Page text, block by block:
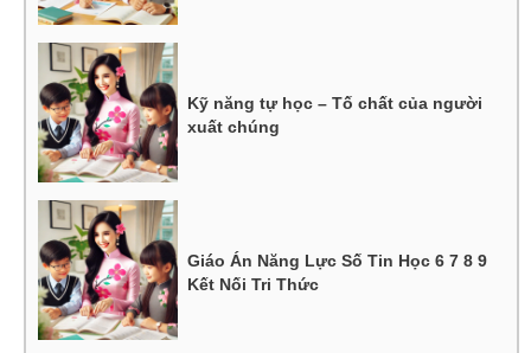
Kỹ năng tự học – Tố chất của người
xuất chúng
Giáo Án Năng Lực Số Tin Học 6 7 8 9
Kết Nối Tri Thức